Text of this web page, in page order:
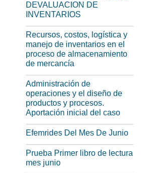
DEVALUACION DE
INVENTARIOS
Recursos, costos, logística y
manejo de inventarios en el
proceso de almacenamiento
de mercancía
Administración de
operaciones y el diseño de
productos y procesos.
Aportación inicial del caso
Efemrides Del Mes De Junio
Prueba Primer libro de lectura
mes junio